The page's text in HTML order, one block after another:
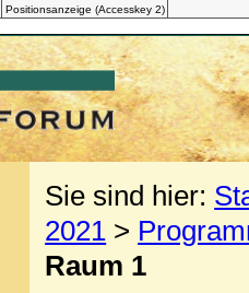
Positionsanzeige (Accesskey2)
Sie sind hier:
2021 >
Raum 1